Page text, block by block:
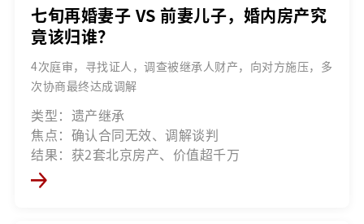
七旬再婚妻子 VS 前妻儿子，婚内房产究
竟该归谁？
4次庭审，寻找证人，调查被继承人财产，向对方施压，多
次协商最终达成调解
类型：遗产继承
焦点：确认合同无效、调解谈判
结果：获2套北京房产、价值超千万